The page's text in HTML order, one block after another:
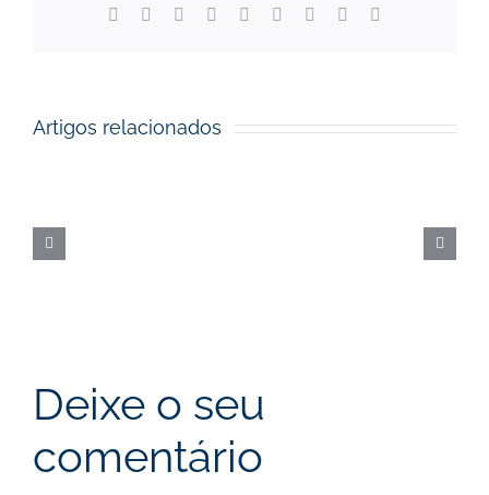
Facebook Reddit LinkedInWhatsApp
TumblrPinterest
Artigos relacionados
Financial
Startups
a
de
Deixe o seu
comentário